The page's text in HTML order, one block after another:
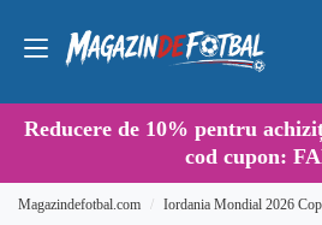
Reducere de 10% pentru
cod cupon:
Magazindefotbal.com Iordania Mondial 2026